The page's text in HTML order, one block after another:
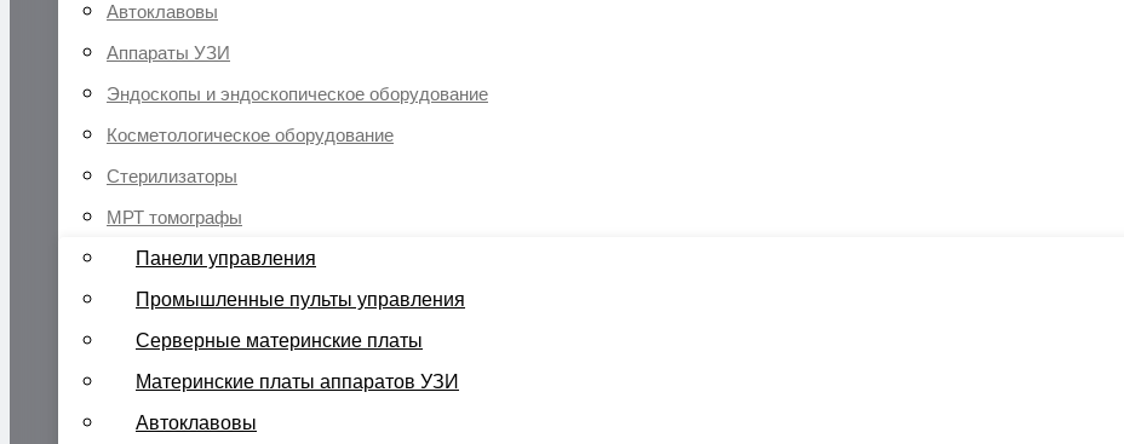
Автоклавовы
Аппараты УЗИ
Эндоскопы и эндоскопическое оборудование
Косметологическое оборудование
Стерилизаторы
МРТ томографы
Панели управления
Промышленные пульты управления
Серверные материнские платы
Материнские платы аппаратов УЗИ
Автоклавовы